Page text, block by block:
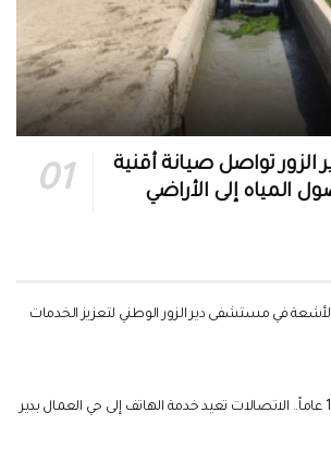
الزور تواصل صيانة أقنية
المياه إلى الأراضي
في مستشفى دير الزور الوطني لتعزيز الخدمات
بعد انقطاع 14 عاماً.. الاتصالات تعيد خدمة الهاتف إلى حي العمال بدير